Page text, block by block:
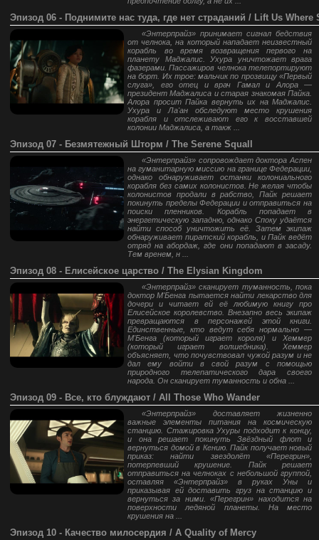
Эпизод 06 - Поднимите нас туда, где нет страданий / Lift Us Where
«Энтерпрайз» принимает сигнал бедствия
от челнока, на который нападает неизвестный
корабль во время возвращения первого на
планету Маджалис. Ухура уничтожает врага
фазерами. Пассажиров челнока телепортируют
на борт. Их трое: мальчик по прозвищу «Первый
слуга», его отец и врач Гамал и Алора —
президент Маджалиса и старая знакомая Пайка.
Алора просит Пайка вернуть их на Маджалис.
Ухура и Ла'ан обследуют место крушения
корабля и отслеживают его к восставшей
колонии Маджалиса, а такж ...
Эпизод 07 - Безмятежный Шторм / The Serene Squall
«Энтерпрайз» сопровождает доктора Аспен
на гуманитарную миссию на границе Федерации,
однако обнаруживает останки колониального
корабля без самих колонистов. Не желая чтобы
колонистов продали в рабство, Пайк решает
покинуть пределы Федерации и отправиться на
поиски пленников. Корабль попадает в
энергетическую западню, однако Споку удаётся
найти способ уничтожить её. Затем экипаж
обнаруживает пиратский корабль, и Пайк ведёт
отряд на абордаж, где они попадают в засаду.
Тем вренем, н ...
Эпизод 08 - Елисейское царство / The Elysian Kingdom
«Энтерпрайз» сканирует туманность, пока
доктор М'Бенга пытается найти лекарство для
дочери и читает ей её любимую книгу про
Елисейское королевство. Внезапно весь экипаж
превращаются в персонажей этой книги.
Единственные, кто ведут себя нормально —
М'Бенга (который играет короля) и Хеммер
(который играет волшебника). Хеммер
объясняет, что почувствовал чужой разум и не
дал ему войти в свой разум с помощью
природного телепатического дара своего
народа. Он сканирует туманность и обна ...
Эпизод 09 - Все, кто блуждают / All Those Who Wander
«Энтерпрайз» доставляет жизненно
важные элементы питания на космическую
станцию. Стажировка Ухуры подходит к концу,
и она решает покинуть Звёздный флот и
вернуться домой в Кению. Пайк получает новый
приказ: найти звездолёт «Перегрин»,
потерпевший крушение. Пайк решает
отправиться на челноках с небольшой группой,
оставляя «Энтерпрайз» в руках Уны и
приказывая ей доставить груз на станцию и
вернуться за ними. «Перегрин» находится на
поверхности ледяной планеты. На место
крушения на ...
Эпизод 10 - Качество милосердия / A Quality of Mercy